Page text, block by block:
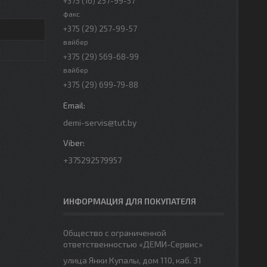
факс
+375 (29) 257-99-57
вайбер
+375 (29) 569-68-99
вайбер
+375 (29) 699-79-88
demi-servis@tut.by
+375292579957
ИНФОРМАЦИЯ ДЛЯ ПОКУПАТЕЛЯ
Общество с ограниченной
ответственностью «ДЕМИ-Сервис»
улица Янки Купалы, дом 110, каб. 31